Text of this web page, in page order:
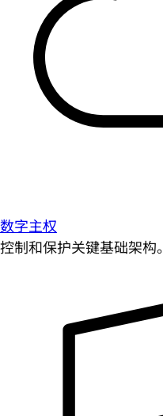
数字主权
控制和保护关键基础架构。